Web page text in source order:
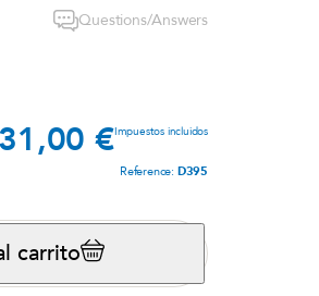
View product
Questions/Answers
Precio
31,00 €Impuestos incluidos
Reference: D395
carrito